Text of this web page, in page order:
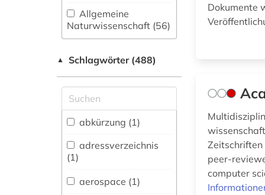
Allgemeine
Naturwissenschaft (56)
fachübergreifende
Allgemeine und
vergleichende Sprach-
und
Literaturwissenschaft.
Indogermanistik.
Außereuropäische
Literaturen (26)
▲ Schlagwörter (488)
abkürzung (1)
adressverzeichnis
(1)
aerospace (1)
Dokumente
peer-
computer